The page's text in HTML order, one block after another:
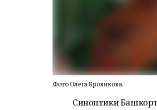
Фото Олега Яровикова.
Cиноптики